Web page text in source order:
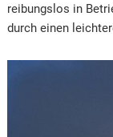
reibungslos in
durch einen